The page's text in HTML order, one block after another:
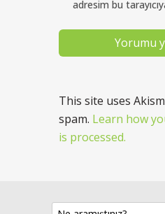
adresim bu
This site uses
spam. Learn how
is processed.